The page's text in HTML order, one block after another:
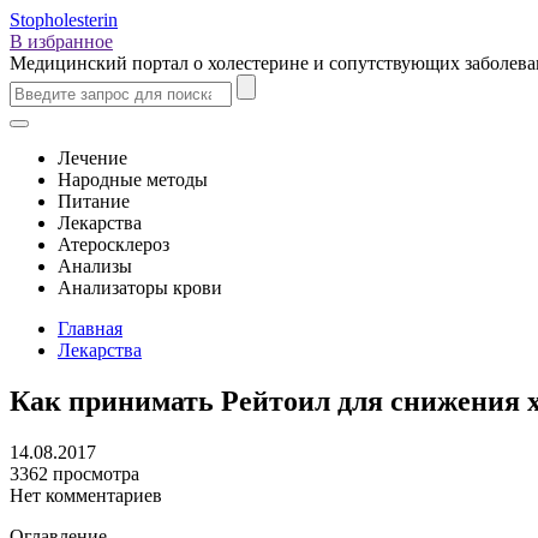
Stopholesterin
В избранное
Медицинский портал о холестерине и сопутствующих
Лечение
Народные методы
Питание
Лекарства
Атеросклероз
Анализы
Анализаторы крови
Главная
Лекарства
Как принимать Рейтоил для снижения
14.08.2017
3362 просмотра
Нет комментариев